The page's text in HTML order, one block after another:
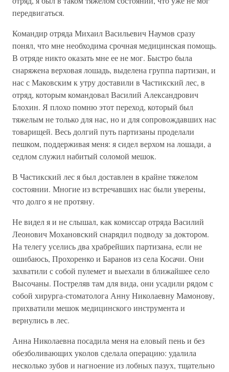
передвигаться.
Командир отряда Михаил Васильевич Наумов сразу
понял, что мне необходима срочная медицинская помощь.
В отряде никто оказать мне ее не мог. Быстро была
снаряжена верховая лошадь, выделена группа партизан, и
нас с Маковским к утру доставили в Частикский лес, в
отряд, которым командовал Василий Александрович
Блохин. Я плохо помню этот переход, который был
тяжелым не только для нас, но и для сопровождавших нас
товарищей. Весь долгий путь партизаны проделали
пешком, поддерживая меня: я сидел верхом на лошади, а
седлом служил набитый соломой мешок.
В Частикский лес я был доставлен в крайне тяжелом
состоянии. Многие из встречавших нас были уверены,
что долго я не протяну.
Не видел я и не слышал, как комиссар отряда Василий
Леонович Мохановский снарядил подводу за доктором.
На телегу уселись два храбрейших партизана, если не
ошибаюсь, Прохоренко и Баранов из села Косачи. Они
захватили с собой пулемет и выехали в ближайшее село
Высочаны. Постреляв там для вида, они усадили рядом с
собой хирурга-стоматолога Анну Николаевну Мамонову,
прихватили мешок медицинского инструмента и
вернулись в лес.
Анна Николаевна посадила меня на еловый пень и без
обезболивающих уколов сделала операцию: удалила
несколько зубов и нагноение из лобных пазух, тщательно